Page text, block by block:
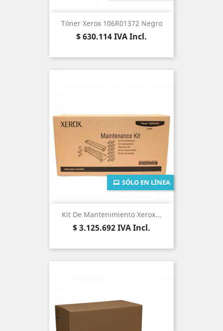
Tóner Xerox 106R01372 Negro
Precio
$ 630.114IVA Incl.
Kit De Mantenimiento Xerox...
Precio
$ 3.125.692IVA Incl.
SÓLO EN LÍNEA